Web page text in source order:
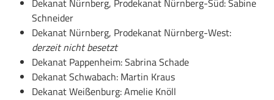
Dekanat Nürnberg, Prodekanat Nürnberg-Süd: Sabine
Schneider
Dekanat Nürnberg, Prodekanat Nürnberg-West:
derzeit nicht besetzt
Dekanat Pappenheim: Sabrina Schade
Dekanat Schwabach: Martin Kraus
Dekanat Weißenburg: Amelie Knöll